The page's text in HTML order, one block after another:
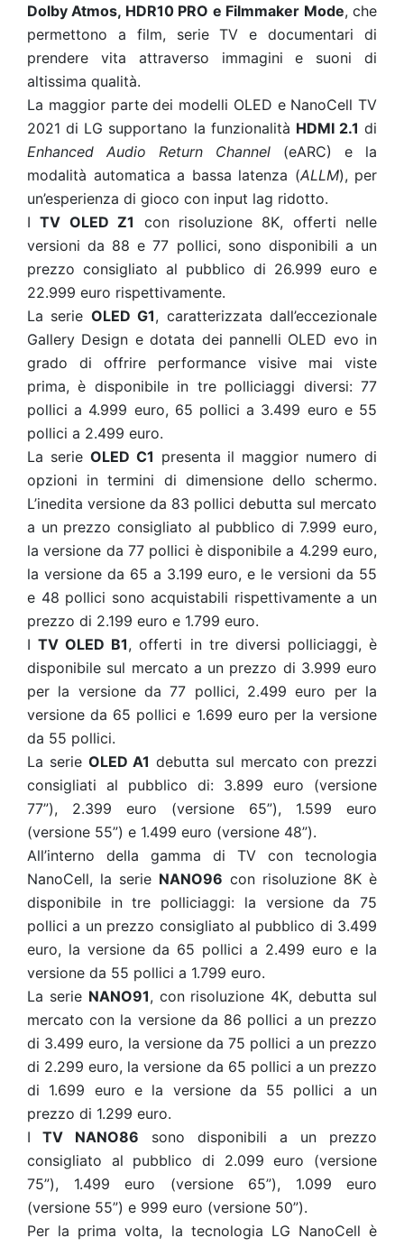
Dolby Atmos, HDR10 PRO e Filmmaker Mode, che
permettono a film, serie TV e documentari di
prendere vita attraverso immagini e suoni di
altissima qualità.
La maggior parte dei modelli OLED e NanoCell TV
2021 di LG supportano la funzionalità HDMI 2.1 di
Enhanced Audio Return Channel (eARC) e la
modalità automatica a bassa latenza (ALLM), per
un’esperienza di gioco con input lag ridotto.
ITV OLED Z1
con risoluzione 8K, offerti nelle
versioni da 88 e 77 pollici, sono disponibili a un
prezzo consigliato al pubblico di 26.999 euro e
22.999 euro rispettivamente.
La serie OLED G1, caratterizzata dall’eccezionale
Gallery Design e dotata dei pannelli OLED evo in
grado di offrire performance visive mai viste
prima, è disponibile in tre polliciaggi diversi: 77
pollici a 4.999 euro, 65 pollici a 3.499 euro e 55
pollici a 2.499 euro.
La serie OLED C1 presenta il maggior numero di
opzioni in termini di dimensione dello schermo.
L’inedita versione da 83 pollici debutta sul mercato
a un prezzo consigliato al pubblico di 7.999 euro,
la versione da 77 pollici è disponibile a 4.299 euro,
la versione da 65 a 3.199 euro, e le versioni da 55
e 48 pollici sono acquistabili rispettivamente a un
prezzo di 2.199 euro e 1.799 euro.
ITV OLED B1, offerti in tre diversi polliciaggi, è
disponibile sul mercato a un prezzo di 3.999 euro
per la versione da 77 pollici, 2.499 euro per la
versione da 65 pollici e 1.699 euro per la versione
da 55 pollici.
La serie OLED A1 debutta sul mercato con prezzi
consigliati al pubblico di: 3.899 euro (versione
77”), 2.399 euro (versione 65”), 1.599 euro
(versione 55”) e 1.499 euro (versione 48”).
All’interno della gamma di TV con tecnologia
NanoCell, la serie NANO96 con risoluzione 8K è
disponibile in tre polliciaggi: la versione da 75
pollici a un prezzo consigliato al pubblico di 3.499
euro, la versione da 65 pollici a 2.499 euro e la
versione da 55 pollici a 1.799 euro.
La serie NANO91, con risoluzione 4K, debutta sul
mercato con la versione da 86 pollici a un prezzo
di 3.499 euro, la versione da 75 pollici a un prezzo
di 2.299 euro, la versione da 65 pollici a un prezzo
di 1.699 euro e la versione da 55 pollici a un
prezzo di 1.299 euro.
I TV NANO86 sono disponibili a un prezzo
consigliato al pubblico di 2.099 euro (versione
75”), 1.499 euro (versione 65”), 1.099 euro
(versione 55”) e 999 euro (versione 50”).
Per la prima volta, la tecnologia LG NanoCell è